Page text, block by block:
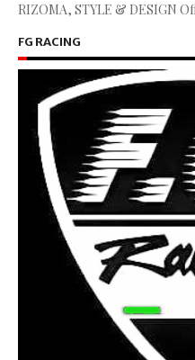
RIZOMA, STYLE & DESIGN
FG RACING